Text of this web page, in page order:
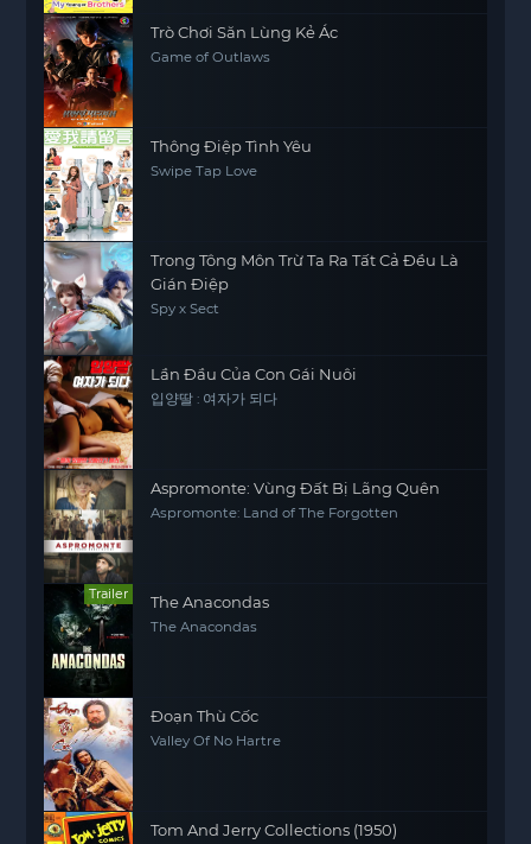
Trò Chơi Săn Lùng Kẻ Ác
Game of Outlaws
Thông Điệp Tình Yêu
Swipe Tap Love
Trong Tông Môn Trừ Ta Ra Tất Cả Đều Là
Gián Điệp
Spy x Sect
Lần Đầu Của Con Gái Nuôi
입양딸 : 여자가 되다
Aspromonte: Vùng Đất Bị Lãng Quên
Aspromonte: Land of The Forgotten
Trailer The Anacondas
The Anacondas
Đoạn Thù Cốc
Valley Of No Hartre
Tom And Jerry Collections (1950)